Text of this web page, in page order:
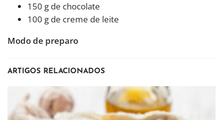
150 g de chocolate
100 g de creme de leite
Modo de preparo
ARTIGOS RELACIONADOS